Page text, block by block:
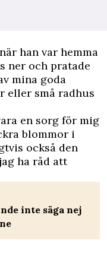
han var hemma
ner och pratade
mina goda
eller små radhus
en sorg för mig
blommor i
också den
ha råd att
inte säga nej